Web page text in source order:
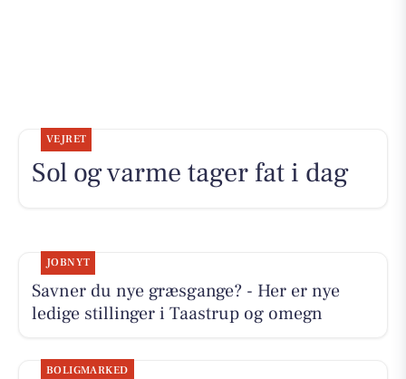
VEJRET
Sol og varme tager fat i dag
JOBNYT
Savner du nye græsgange? - Her er nye
ledige stillinger i Taastrup og omegn
BOLIGMARKED